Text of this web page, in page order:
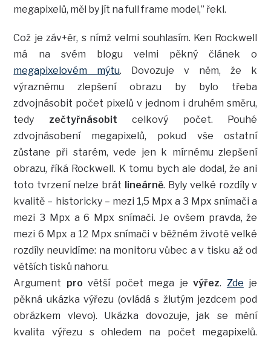
megapixelů, měl by jít na full frame model,” řekl.
Což je záv+ěr, s nímž velmi souhlasím. Ken Rockwell
má na svém blogu velmi pěkný článek o
megapixelovém mýtu. Dovozuje v něm, že k
výraznému zlepšení obrazu by bylo třeba
zdvojnásobit počet pixelů v jednom i druhém směru,
tedy zečtyřnásobit celkový počet. Pouhé
zdvojnásobení megapixelů, pokud vše ostatní
zůstane při starém, vede jen k mírnému zlepšení
obrazu, říká Rockwell. K tomu bych ale dodal, že ani
toto tvrzení nelze brát lineárně. Byly velké rozdíly v
kvalitě – historicky – mezi 1,5 Mpx a 3 Mpx snímači a
mezi 3 Mpx a 6 Mpx snímači. Je ovšem pravda, že
mezi 6 Mpx a 12 Mpx snímači v běžném životě velké
rozdíly neuvidíme: na monitoru vůbec a v tisku až od
větších tisků nahoru.
Argument pro větší počet mega jevýřez. Zde je
pěkná ukázka výřezu (ovládá s žlutým jezdcem pod
obrázkem vlevo). Ukázka dovozuje, jak se mění
kvalita výřezu s ohledem na počet megapixelů.